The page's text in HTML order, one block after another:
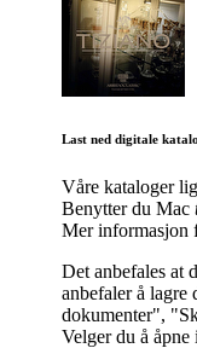
Last ned digitale
Våre kataloger
Benytter du Mac
Mer informasjon
Det anbefales at
anbefaler å
dokumenter",
Velger du å